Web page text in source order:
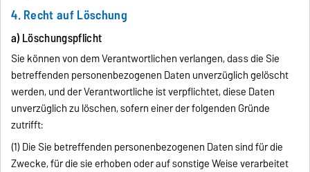
4. Recht auf Löschung
a) Löschungspflicht
Sie können von dem Verantwortlichen verlangen, dass die Sie
betreffenden personenbezogenen Daten unverzüglich gelöscht
werden, und der Verantwortliche ist verpflichtet, diese Daten
unverzüglich zu löschen, sofern einer der folgenden Gründe
zutrifft:
(1) Die Sie betreffenden personenbezogenen Daten sind für die
Zwecke, für die sie erhoben oder auf sonstige Weise verarbeitet